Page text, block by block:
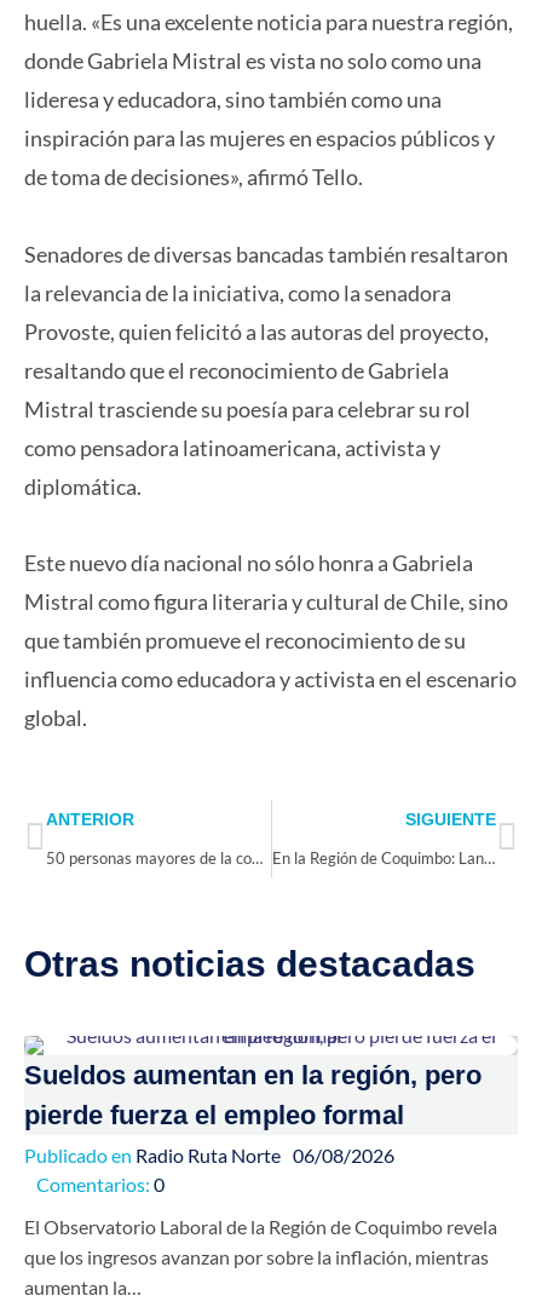
huella. «Es una excelente noticia para nuestra región,
donde Gabriela Mistral es vista no solo como una
lideresa y educadora, sino también como una
inspiración para las mujeres en espacios públicos y
de toma de decisiones», afirmó Tello.
Senadores de diversas bancadas también resaltaron
la relevancia de la iniciativa, como la senadora
Provoste, quien felicitó a las autoras del proyecto,
resaltando que el reconocimiento de Gabriela
Mistral trasciende su poesía para celebrar su rol
como pensadora latinoamericana, activista y
diplomática.
Este nuevo día nacional no sólo honra a Gabriela
Mistral como figura literaria y cultural de Chile, sino
que también promueve el reconocimiento de su
influencia como educadora y activista en el escenario
global.
Prev
ANTERIOR
50 personas mayores de la comuna de Río Hurtado reciben apoyo y acompañamiento del Programa Vínculos
SIGUIENTE
En la Región de Coquimbo: Lanzan Plan Piloto de Mediación Penal de Adultos que permitirá fortalecer la Justicia Restaurativa
Otras noticias destacadas
Sueldos aumentan en la región, pero
pierde fuerza el empleo formal
Publicado en Radio Ruta Norte 06/08/2026
Comentarios: 0
El Observatorio Laboral de la Región de Coquimbo revela
que los ingresos avanzan por sobre la inflación, mientras
aumentan la…